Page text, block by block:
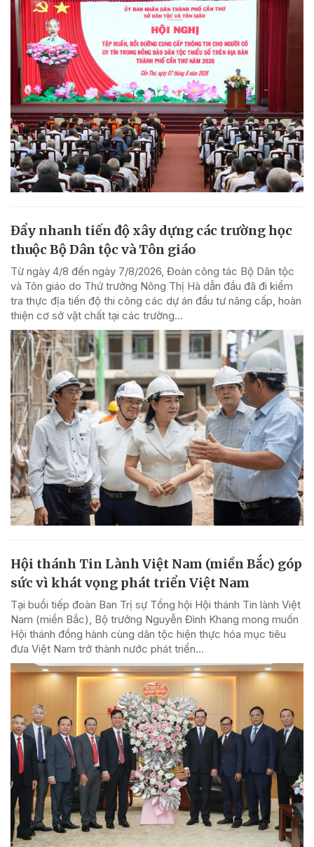
Đẩy nhanh tiến độ xây dựng các trường học
thuộc Bộ Dân tộc và Tôn giáo
Từ ngày 4/8 đến ngày 7/8/2026, Đoàn công tác Bộ Dân tộc
và Tôn giáo do Thứ trưởng Nông Thị Hà dẫn đầu đã đi kiểm
tra thực địa tiến độ thi công các dự án đầu tư nâng cấp, hoàn
thiện cơ sở vật chất tại các trường...
Hội thánh Tin Lành Việt Nam (miền Bắc) góp
sức vì khát vọng phát triển Việt Nam
Tại buổi tiếp đoàn Ban Trị sự Tổng hội Hội thánh Tin lành Việt
Nam (miền Bắc), Bộ trưởng Nguyễn Đình Khang mong muốn
Hội thánh đồng hành cùng dân tộc hiện thực hóa mục tiêu
đưa Việt Nam trở thành nước phát triển...